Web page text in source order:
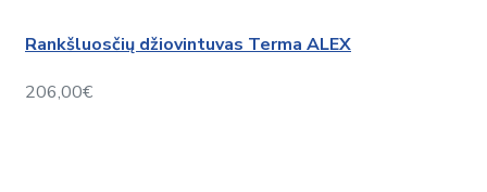
Rankšluosčių džiovintuvas Terma ALEX
206,00€